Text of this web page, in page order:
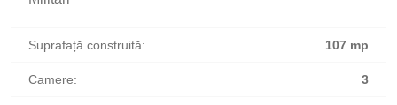
Suprafață construită: 107 mp
Camere: 3